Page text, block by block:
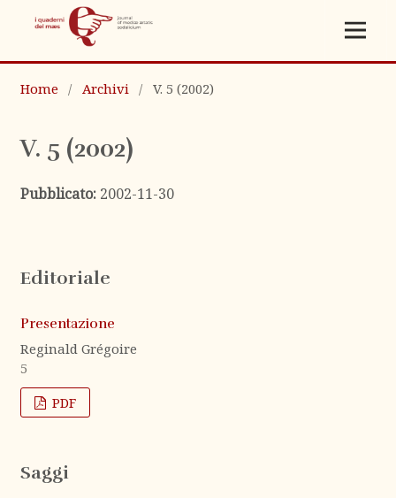
Home / Archivi / V. 5 (2002)
V. 5 (2002)
Pubblicato: 2002-11-30
Editoriale
Presentazione
Reginald Grégoire
5
PDF
Saggi